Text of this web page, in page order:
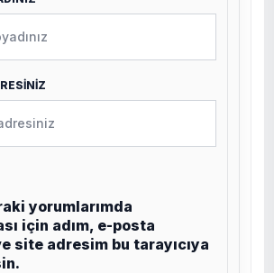
yorumlarımda
için adım, e-posta
site adresim bu tarayıcıya